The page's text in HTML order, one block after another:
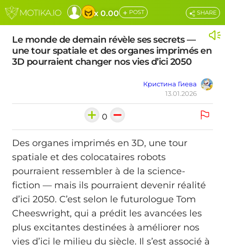
x 0.00 + POST
Le monde de demain révèle ses secrets —
une tour spatiale et des organes imprimés en
3D pourraient changer nos vies d’ici 2050
Кристина Гиева
13.01.2026
SHARE
0
Des organes imprimés en 3D, une tour
spatiale et des colocataires robots
pourraient ressembler à de la science-
fiction — mais ils pourraient devenir réalité
d’ici 2050. C’est selon le futurologue Tom
Cheeswright, qui a prédit les avancées les
plus excitantes destinées à améliorer nos
vies d’ici le milieu du siècle. Il s’est associé à